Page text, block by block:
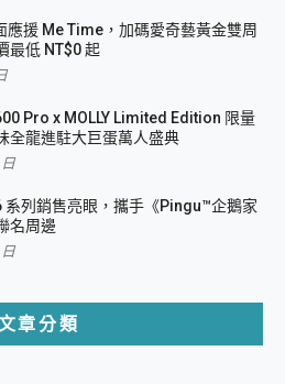
應援 Me Time，加碼愛奇藝黃金雙周
最低 NT$0 起
Pro x MOLLY Limited Edition 限量
全龍進駐大巨蛋萬人盛典
系列銷售亮眼，攜手《Pingu™企鵝家
名周邊
章分類